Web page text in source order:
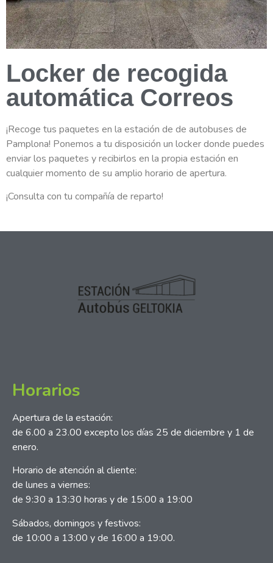
Locker de recogida
automática Correos
¡Recoge tus paquetes en la estación de de autobuses de
Pamplona! Ponemos a tu disposición un locker donde puedes
enviar los paquetes y recibirlos en la propia estación en
cualquier momento de su amplio horario de apertura.
¡Consulta con tu compañía de reparto!
Horarios
Apertura de la estación:
de 6.00 a 23.00 excepto los días 25 de diciembre y 1 de
enero.
Horario de atención al cliente:
de lunes a viernes:
de 9:30 a 13:30 horas y de 15:00 a 19:00
Sábados, domingos y festivos:
de 10:00 a 13:00 y de 16:00 a 19:00.